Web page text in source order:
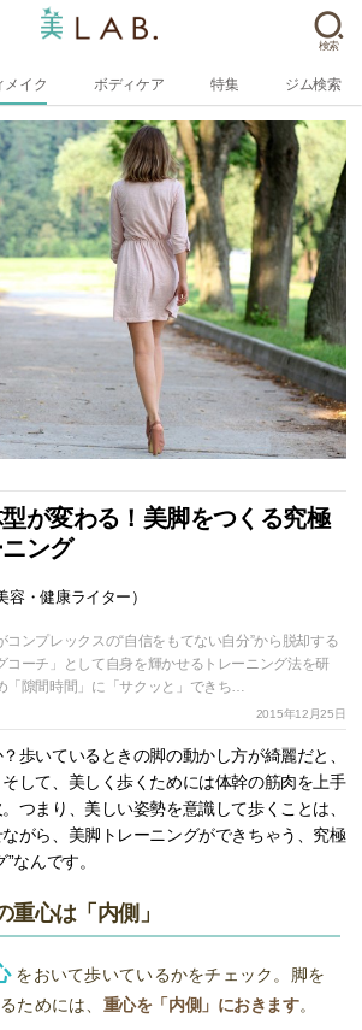
検索
メイク ボディケア 特集 ジム検索
が変わる！美脚をつくる究極
ング
容・健康ライター）
ンプレックスの“自信をもてない自分”から脱却する
コーチ」として自身を輝かせるトレーニング法を研
「隙間時間」に「サクッと」できち…
2015年12月25日
歩いているときの脚の動かし方が綺麗だと、
して、美しく歩くためには体幹の筋肉を上手
つまり、美しい姿勢を意識して歩くことは、
がら、美脚トレーニングができちゃう、究極
なんです。
重心は「内側」
をおいて歩いているかをチェック。脚を
ためには、 重心を「内側」におきます。